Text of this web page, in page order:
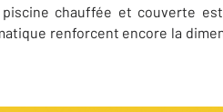
chauffée et couverte
renforcent encore la